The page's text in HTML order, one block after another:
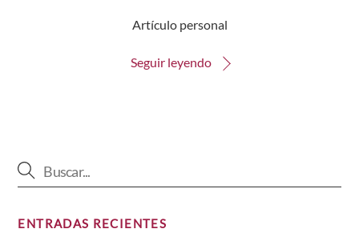
Artículo personal
Seguir leyendo
ENTRADAS RECIENTES